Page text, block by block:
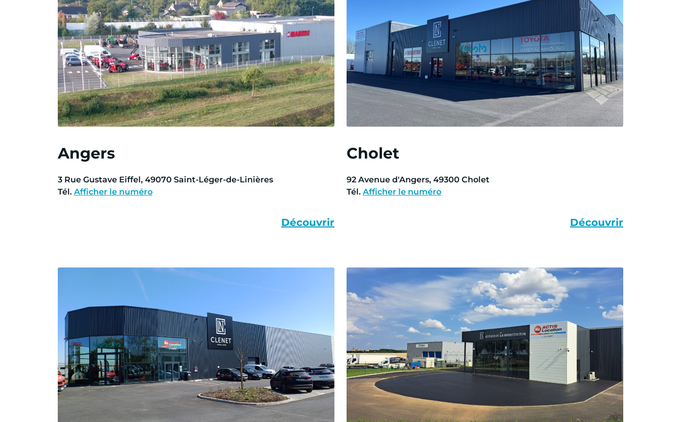
Angers
3 Rue Gustave Eiffel,49070 Saint-Léger-de-Linières
Tél.Afficher le numéro
Découvrir
Cholet
92Avenue d'Angers,49300 Cholet
Tél.Afficher le numéro
Découvrir